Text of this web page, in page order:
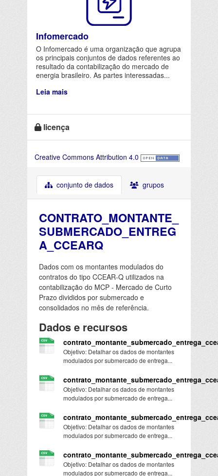
Infomercado
O Infomercado é uma organização que agrupa
os principais conjuntos de dados referentes ao
resultado da contabilização do mercado de
energia brasileiro. As partes interessadas...
Leia mais
licença
Creative Commons Attribution 4.0
conjunto de dados grupos
CONTRATO_MONTANTE_
SUBMERCADO_ENTREG
A_CCEARQ
Dados com os montantes modulados do
contratos do tipo CCEAR-Q utilizados na
contabilização do MCP - Mercado de Curto
Prazo divididos por submercado e
consolidados no mês de referência.
Dados e recursos
Objetivo: Detalhar os dados de montantes
modulados por submercado de entrega...
Objetivo: Detalhar os dados de montantes
modulados por submercado de entrega...
Objetivo: Detalhar os dados de montantes
modulados por submercado de entrega...
Objetivo: Detalhar os dados de montantes
modulados por submercado de entrega...